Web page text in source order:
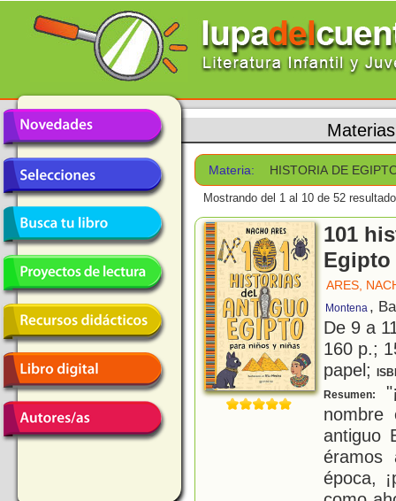
Materias
Materia: HISTORIA DE
Mostrando del 1 al 10 de 52
101
ARES,
Montena ,
De 9 a
160 p.;
papel;
Resumen:
antiguo
éramos
época,